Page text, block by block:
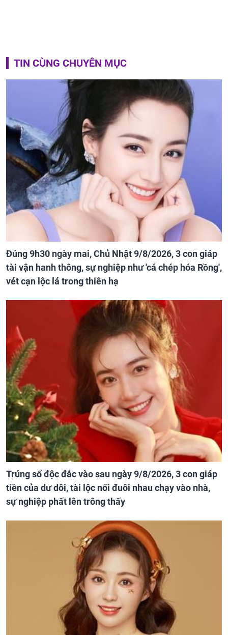
TIN CÙNG CHUYÊN MỤC
Đúng 9h30 ngày mai, Chủ Nhật 9/8/2026, 3 con giáp
tài vận hanh thông, sự nghiệp như 'cá chép hóa Rồng',
vét cạn lộc lá trong thiên hạ
Trúng số độc đắc vào sau ngày 9/8/2026, 3 con giáp
tiền của dư dôi, tài lộc nối đuôi nhau chạy vào nhà,
sự nghiệp phất lên trông thấy